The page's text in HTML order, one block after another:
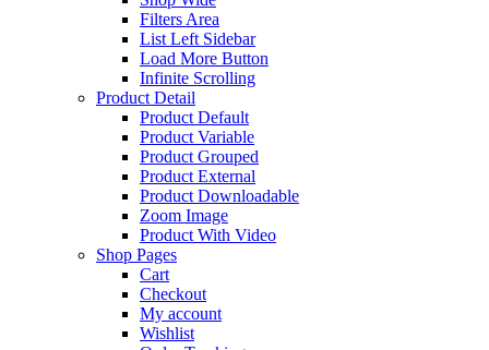
Filters Area
List Left Sidebar
Load More Button
Infinite Scrolling
Product Detail
Product Default
Product Variable
Product Grouped
Product External
Product Downloadable
Zoom Image
Product With Video
Shop Pages
Cart
Checkout
My account
Wishlist